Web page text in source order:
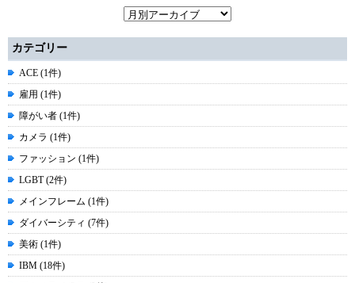
カテゴリー
ACE (1件)
雇用 (1件)
障がい者 (1件)
カメラ (1件)
ファッション (1件)
LGBT (2件)
メインフレーム (1件)
ダイバーシティ (7件)
美術 (1件)
IBM (18件)